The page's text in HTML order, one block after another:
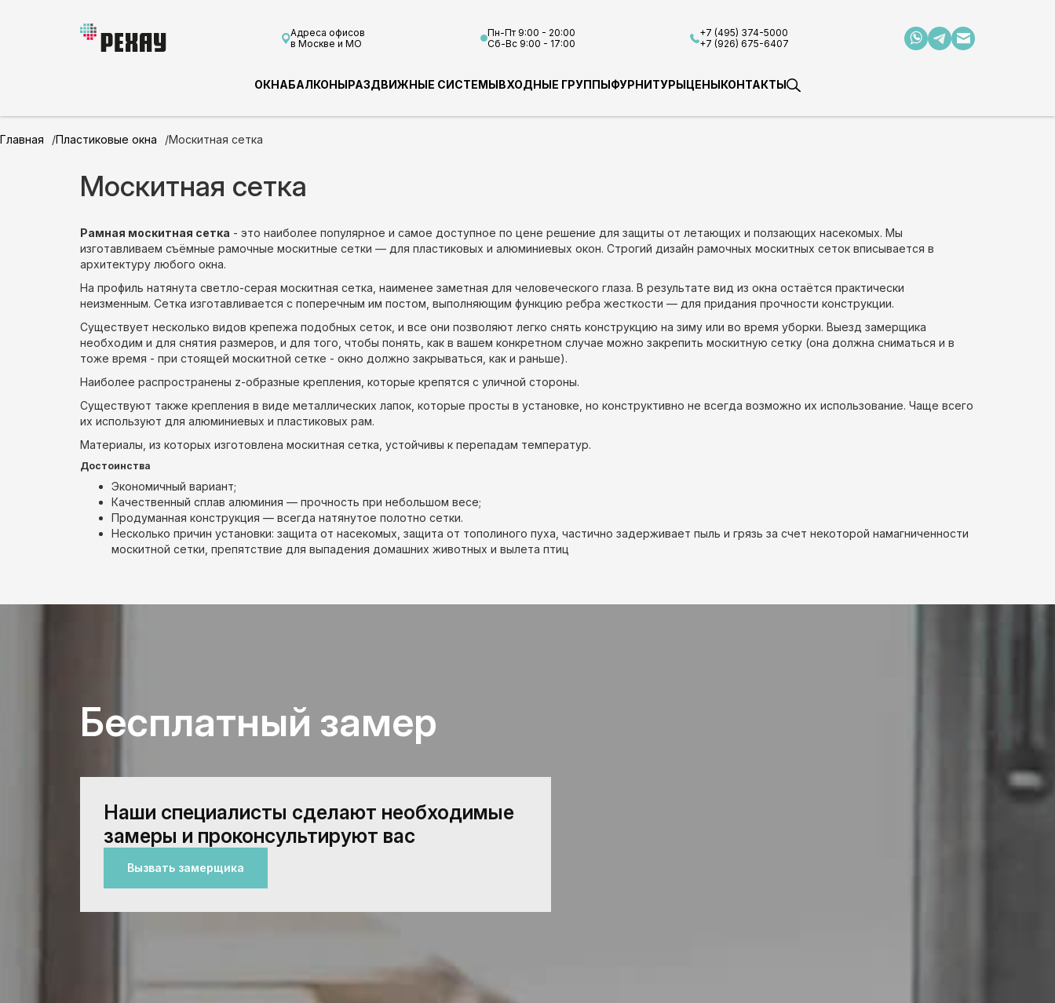
Адреса офисов
в Москве и МО
Пн-Пт 9:00 - 20:00
Сб-Вс 9:00 - 17:00
+7 (495) 374-5000
+7 (926) 675-6407
ОКНАБАЛКОНЫРАЗДВИЖНЫЕ СИСТЕМЫВХОДНЫЕ ГРУППЫФУРНИТУРЫЦЕНЫКОНТАКТЫ
Главная Пластиковые окна Москитная сетка
Москитная сетка
Рамная москитная сетка - это наиболее популярное и самое доступное по цене решение для защиты от летающих и ползающих насекомых. Мы
изготавливаем съёмные рамочные москитные сетки — для пластиковых и алюминиевых окон. Строгий дизайн рамочных москитных сеток вписывается в
архитектуру любого окна.
На профиль натянута светло-серая москитная сетка, наименее заметная для человеческого глаза. В результате вид из окна остаётся практически
неизменным. Сетка изготавливается с поперечным им постом, выполняющим функцию ребра жесткости — для придания прочности конструкции.
Существует несколько видов крепежа подобных сеток, и все они позволяют легко снять конструкцию на зиму или во время уборки. Выезд замерщика
необходим и для снятия размеров, и для того, чтобы понять, как в вашем конкретном случае можно закрепить москитную сетку (она должна сниматься и в
тоже время - при стоящей москитной сетке - окно должно закрываться, как и раньше).
Наиболее распространены z-образные крепления, которые крепятся с уличной стороны.
Существуют также крепления в виде металлических лапок, которые просты в установке, но конструктивно не всегда возможно их использование. Чаще всего
их используют для алюминиевых и пластиковых рам.
Материалы, из которых изготовлена москитная сетка, устойчивы к перепадам температур.
Достоинства
Экономичный вариант;
Качественный сплав алюминия — прочность при небольшом весе;
Продуманная конструкция — всегда натянутое полотно сетки.
Несколько причин установки: защита от насекомых, защита от тополиного пуха, частично задерживает пыль и грязь за счет некоторой намагниченности
москитной сетки, препятствие для выпадения домашних животных и вылета птиц
Бесплатный замер
Наши специалисты сделают необходимые
замеры и проконсультируют вас
Вызвать замерщика